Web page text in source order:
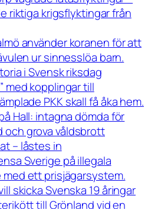
riktiga krigsflyktingar från
använder koranen för att
ur sinnesslöa barn.
i Svensk riksdag
med kopplingar till
PKK skall få åka hem.
Hall: intagna dömda för
och grova våldsbrott
– låstes in
Sverige på illegala
med ett prisjägarsystem.
skicka Svenska 19 åringar
till Grönland vid en